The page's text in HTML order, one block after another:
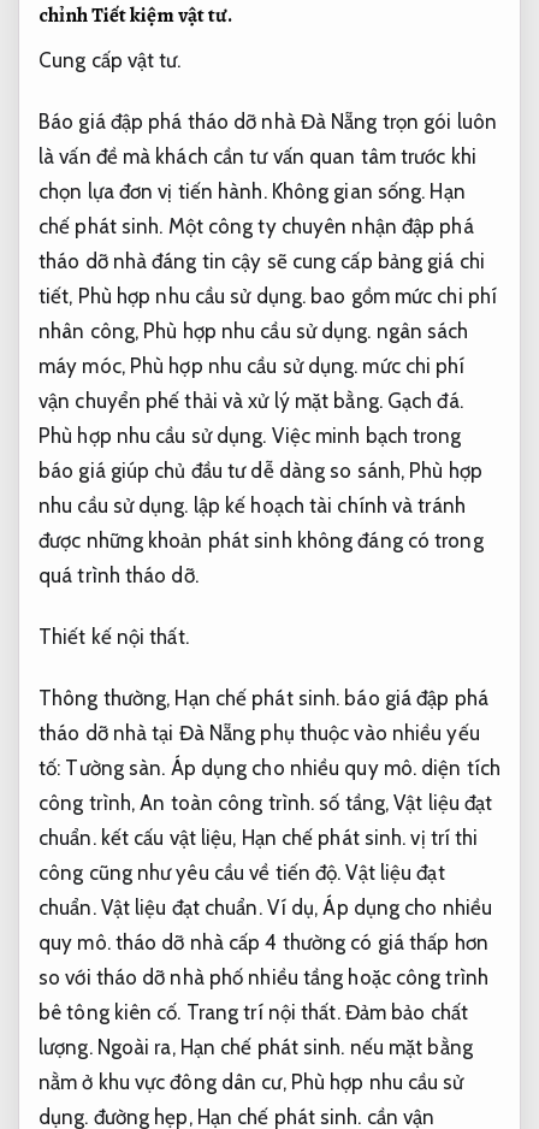
chỉnhTiết kiệm vật tư.
Cung cấp vật tư.
Báo giá đập phá tháo dỡ nhà Đà Nẵng trọn gói luôn
là vấn đề mà khách cần tư vấn quan tâm trước khi
chọn lựa đơn vị tiến hành. Không gian sống. Hạn
chế phát sinh. Một công ty chuyên nhận đập phá
tháo dỡ nhà đáng tin cậy sẽ cung cấp bảng giá chi
tiết, Phù hợp nhu cầu sử dụng. bao gồm mức chi phí
nhân công, Phù hợp nhu cầu sử dụng. ngân sách
máy móc, Phù hợp nhu cầu sử dụng. mức chi phí
vận chuyển phế thải và xử lý mặt bằng. Gạch đá.
Phù hợp nhu cầu sử dụng. Việc minh bạch trong
báo giá giúp chủ đầu tư dễ dàng so sánh, Phù hợp
nhu cầu sử dụng. lập kế hoạch tài chính và tránh
được những khoản phát sinh không đáng có trong
quá trình tháo dỡ.
Thiết kế nội thất.
Thông thường, Hạn chế phát sinh. báo giá đập phá
tháo dỡ nhà tại Đà Nẵng phụ thuộc vào nhiều yếu
tố: Tường sàn. Áp dụng cho nhiều quy mô. diện tích
công trình,An toàn công trình. số tầng,Vật liệu đạt
chuẩn.kết cấu vật liệu, Hạn chế phát sinh. vị trí thi
công cũng như yêu cầu về tiến độ.Vật liệu đạt
chuẩn. Vật liệu đạt chuẩn.Ví dụ,Áp dụng cho nhiều
quy mô.tháo dỡ nhà cấp 4 thường có giá thấp hơn
so với tháo dỡ nhà phố nhiều tầng hoặc công trình
bê tông kiên cố. Trang trí nội thất. Đảm bảo chất
lượng.Ngoài ra, Hạn chế phát sinh. nếu mặt bằng
nằm ở khu vực đông dân cư, Phù hợp nhu cầu sử
dụng. đường hẹp, Hạn chế phát sinh. cần vận